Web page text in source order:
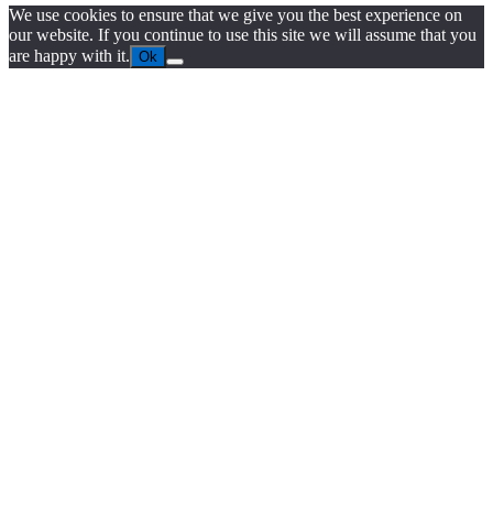
We use cookies to ensure that we give you the best experience on
our website. If you continue to use this site we will assume that you
are happy with it. Ok